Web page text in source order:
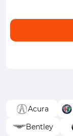
Acura
Bentley